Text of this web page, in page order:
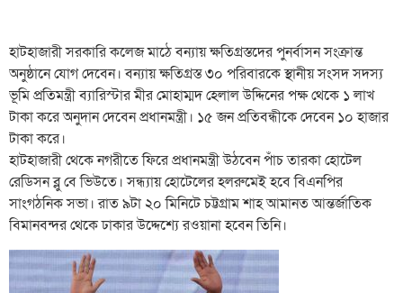
হাটহাজারী সরকারি কলেজ মাঠে বন্যায় ক্ষতিগ্রস্তদের পুনর্বাসন সংক্রান্ত
অনুষ্ঠানে যোগ দেবেন। বন্যায় ক্ষতিগ্রস্ত ৩০ পরিবারকে স্থানীয় সংসদ সদস্য
ভূমি প্রতিমন্ত্রী ব্যারিস্টার মীর মোহাম্মদ হেলাল উদ্দিনের পক্ষ থেকে ১ লাখ
টাকা করে অনুদান দেবেন প্রধানমন্ত্রী। ১৫ জন প্রতিবন্ধীকে দেবেন ১০ হাজার
টাকা করে।
হাটহাজারী থেকে নগরীতে ফিরে প্রধানমন্ত্রী উঠবেন পাঁচ তারকা হোটেল
রেডিসন ব্লু বে ভিউতে। সন্ধ্যায় হোটেলের হলরুমেই হবে বিএনপির
সাংগঠনিক সভা। রাত ৯টা ২০ মিনিটে চট্টগ্রাম শাহ আমানত আন্তর্জাতিক
বিমানবন্দর থেকে ঢাকার উদ্দেশ্যে রওয়ানা হবেন তিনি।